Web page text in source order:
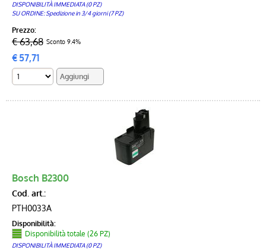
DISPONIBILITÀ IMMEDIATA (0 PZ)
SU ORDINE: Spedizione in 3/4 giorni (7 PZ)
Prezzo:
€ 63,68 Sconto 9.4%
€57,71
Bosch B2300
Cod. art.:
PTH0033A
Disponibilità:
Disponibilità totale (26 PZ)
DISPONIBILITÀ IMMEDIATA (0 PZ)